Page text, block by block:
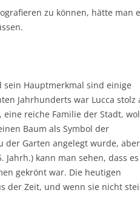
zu können, hätte man
Hauptmerkmal sind einige
Jahrhunderts war Lucca stolz
reiche Familie der Stadt,
Baum als Symbol der
der Garten angelegt wurde,
Jahrh.) kann man sehen, dass
gekrönt war. Die heutigen
der Zeit, und wenn sie nicht